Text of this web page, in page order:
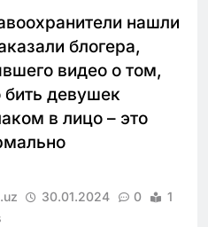
нашли
блогера,
видео о том,
бить девушек
в лицо – это
30.01.2024 0
1